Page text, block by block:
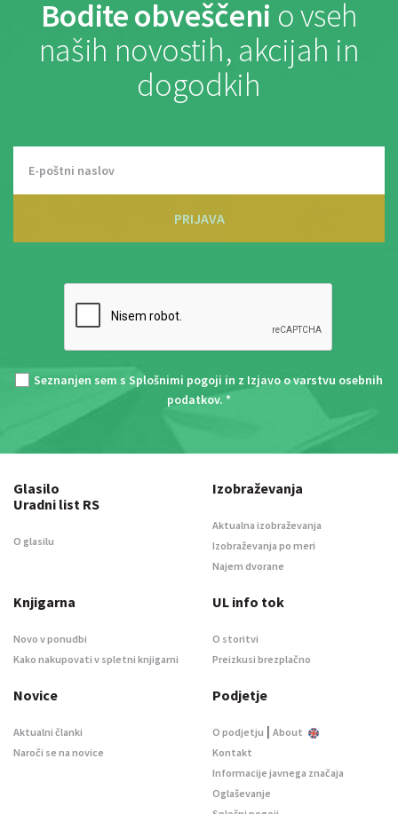
Bodite obveščeni o vseh
naših novostih, akcijah in
dogodkih
PRIJAVA
Seznanjen sem s Splošnimi pogoji in z Izjavo o varstvu osebnih
podatkov. *
Glasilo
Uradni list RS
O glasilu
Izobraževanja
Aktualna izobraževanja
Izobraževanja po meri
Najem dvorane
Knjigarna
Novo v ponudbi
Kako nakupovati v spletni knjigarni
UL info tok
O storitvi
Preizkusi brezplačno
Novice
Aktualni članki
Naroči se na novice
Podjetje
O podjetju | About
Kontakt
Informacije javnega značaja
Oglaševanje